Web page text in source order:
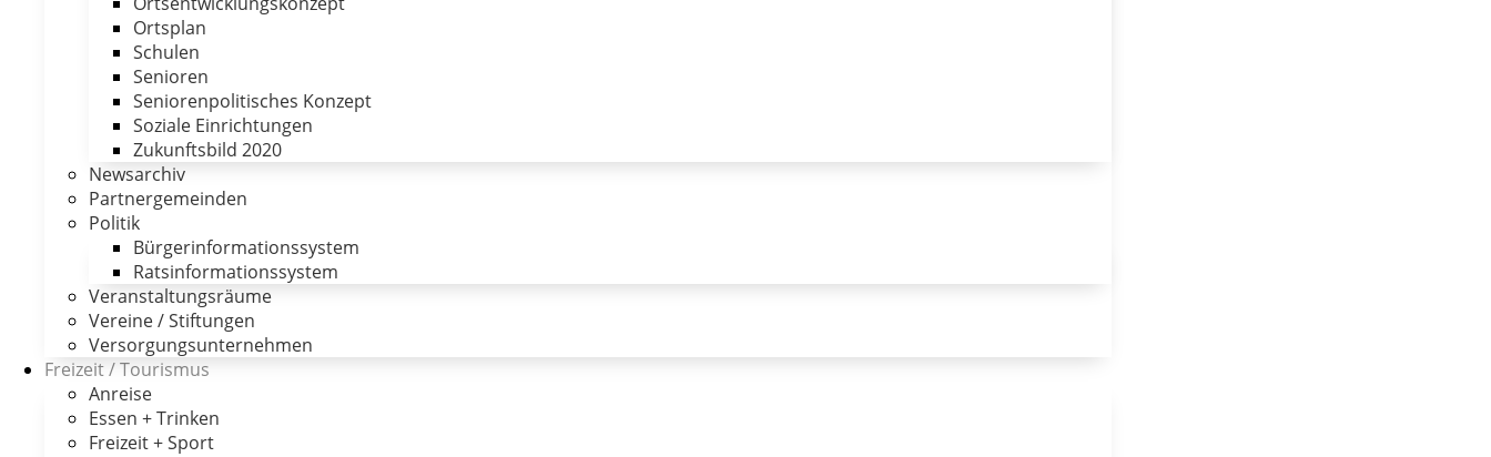
Ortsplan
Schulen
Senioren
Seniorenpolitisches Konzept
Soziale Einrichtungen
Zukunftsbild 2020
Newsarchiv
Partnergemeinden
Politik
Bürgerinformationssystem
Ratsinformationssystem
Veranstaltungsräume
Vereine / Stiftungen
Versorgungsunternehmen
Freizeit / Tourismus
Anreise
Essen + Trinken
Freizeit + Sport